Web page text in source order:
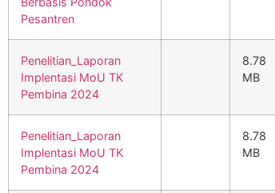
Pesantren
Penelitian_Laporan
Implentasi MoU TK
Pembina 2024
8.78
MB
Penelitian_Laporan
Implentasi MoU TK
Pembina 2024
8.78
MB